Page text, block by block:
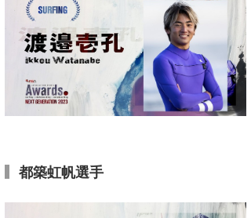
都築虹帆選手
KY
MIN
OYZ
Soulman
VAGY